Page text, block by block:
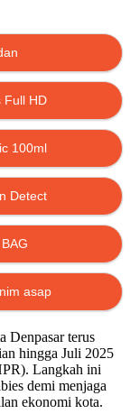
Full HD
100ml
Detect
asap
Denpasar terus
hingga Juli 2025
Langkah ini
demi menjaga
ekonomi kota.